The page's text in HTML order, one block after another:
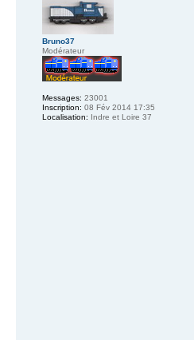
Bruno37
Modérateur
Messages: 23001
Inscription: 08 Fév 2014 17:35
Localisation: Indre et Loire 37